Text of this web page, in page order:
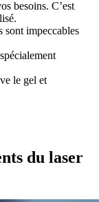
besoins. C’est
sont impeccables
le gel et
du laser